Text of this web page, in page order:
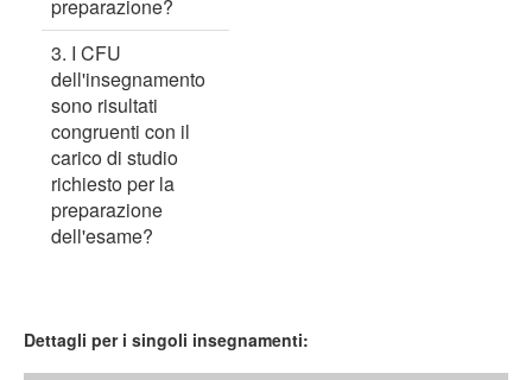
preparazione?
3. I CFU
dell'insegnamento
sono risultati
congruenti con il
carico di studio
richiesto per la
preparazione
dell'esame?
Dettagli per i singoli insegnamenti: